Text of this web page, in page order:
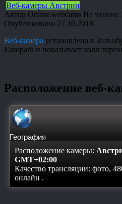
Веб-камеры Австрии
Автор Online.webcams На чтение
Опубликовано 27.10.2018
Веб-камера установлена в
Europark и показывает холл
Расположение веб-
География
Расположение камеры:
GMT+02:00
Качество трансляции: фото,
онлайн .